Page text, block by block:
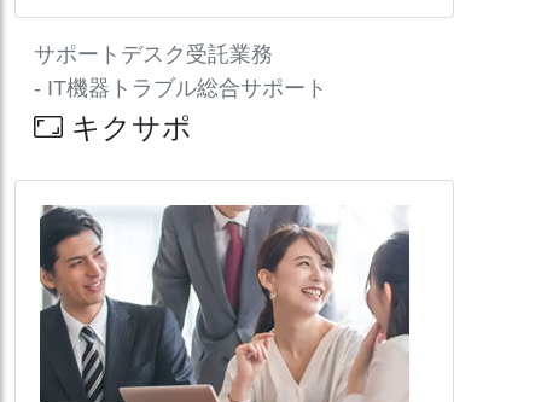
サポートデスク受託業務
- IT機器トラブル総合サポート
キクサポ